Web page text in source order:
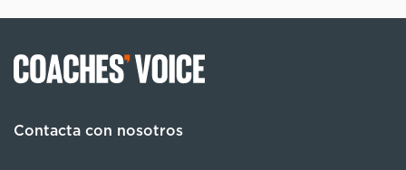
Contacta con nosotros